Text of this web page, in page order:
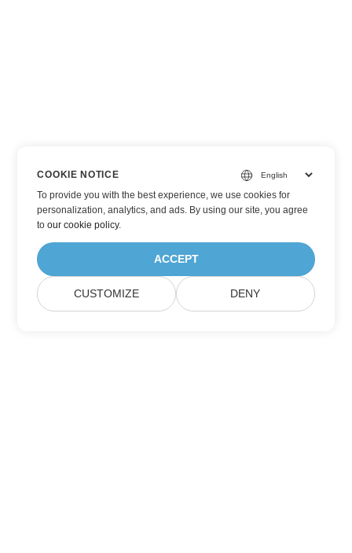
COOKIE NOTICE
To provide you with the best experience, we use cookies for
personalization, analytics, and ads. By using our site, you agree
toour cookie policy.
ACCEPT
CUSTOMIZE DENY